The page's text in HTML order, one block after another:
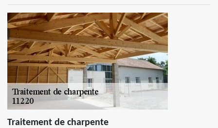
Traitement de charpente